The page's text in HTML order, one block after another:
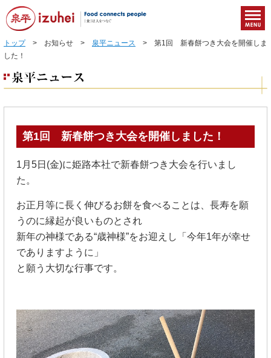
トップ> お知らせ > 泉平ニュース > 第1回 新春餅つき大会を開催しま
した！
第1回 新春餅つき大会を開催しました！
1月5日(金)に姫路本社で新春餅つき大会を行いまし
た。
お正月等に長く伸びるお餅を食べることは、長寿を願
うのに縁起が良いものとされ
新年の神様である“歳神様”をお迎えし「今年1年が幸せ
でありますように」
と願う大切な行事です。